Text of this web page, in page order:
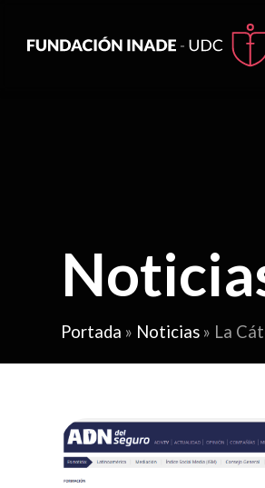
Portada » Noticias » La